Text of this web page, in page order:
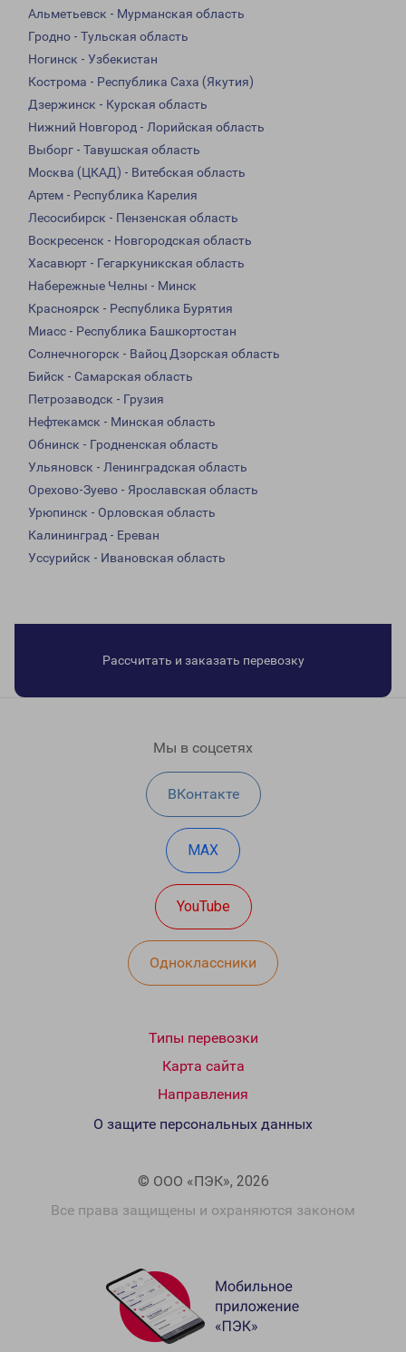
Альметьевск - Мурманская область
Гродно - Тульская область
Ногинск - Узбекистан
Кострома - Республика Саха (Якутия)
Дзержинск - Курская область
Нижний Новгород - Лорийская область
Выборг - Тавушская область
Москва (ЦКАД) - Витебская область
Артем - Республика Карелия
Лесосибирск - Пензенская область
Воскресенск - Новгородская область
Хасавюрт - Гегаркуникская область
Набережные Челны - Минск
Красноярск - Республика Бурятия
Миасс - Республика Башкортостан
Солнечногорск - Вайоц Дзорская область
Бийск - Самарская область
Петрозаводск - Грузия
Нефтекамск - Минская область
Обнинск - Гродненская область
Ульяновск - Ленинградская область
Орехово-Зуево - Ярославская область
Урюпинск - Орловская область
Калининград - Ереван
Уссурийск - Ивановская область
Рассчитать и заказать перевозку
Мы в соцсетях
ВКонтакте
MAX
YouTube
Одноклассники
Типы перевозки
Карта сайта
Направления
© ООО «ПЭК», 2026
Все права защищены и охраняются законом
О защите персональных данных